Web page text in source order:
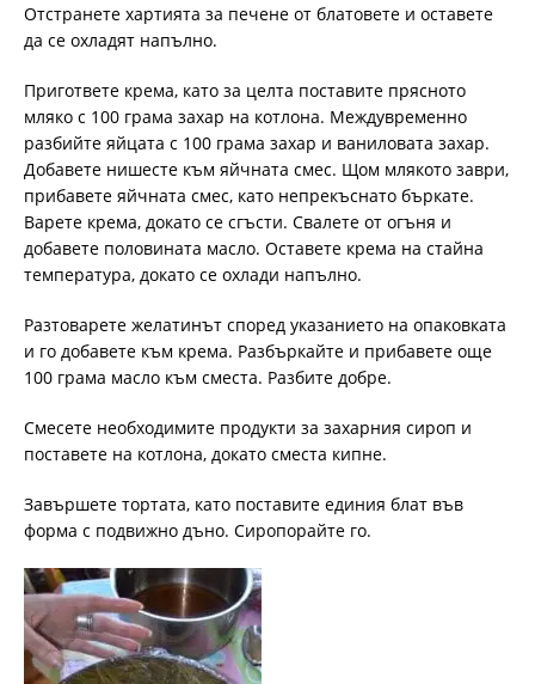
Отстранете хартията за печене от блатовете и оставете
да се охладят напълно.
Пригответе крема, като за целта поставите прясното
мляко с 100 грама захар на котлона. Междувременно
разбийте яйцата с 100 грама захар и ваниловата захар.
Добавете нишесте към яйчната смес. Щом млякото заври,
прибавете яйчната смес, като непрекъснато бъркате.
Варете крема, докато се сгъсти. Свалете от огъня и
добавете половината масло. Оставете крема на стайна
температура, докато се охлади напълно.
Разтоварете желатинът според указанието на опаковката
и го добавете към крема. Разбъркайте и прибавете още
100 грама масло към сместа. Разбите добре.
Смесете необходимите продукти за захарния сироп и
поставете на котлона, докато сместа кипне.
Завършете тортата, като поставите единия блат във
форма с подвижно дъно. Сиропорайте го.